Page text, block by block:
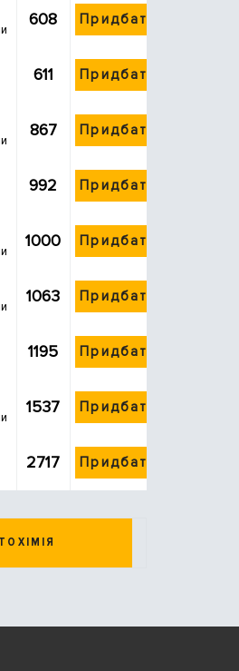
608 Придбати
611 Придбати
867 Придбати
992 Придбати
1000 Придбати
1063 Придбати
1195 Придбати
1537 Придбати
2717 Придбати